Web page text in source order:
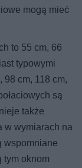
mogą mieć
to 55 cm, 66
typowymi
cm, 118 cm,
są
także
w wymiarach na
wspomniane
tym oknom